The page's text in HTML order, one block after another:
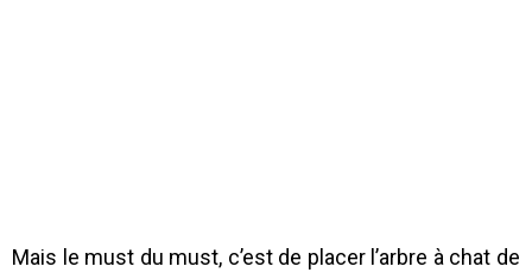
Mais le must du must, c’est de placer l’arbre à chat de